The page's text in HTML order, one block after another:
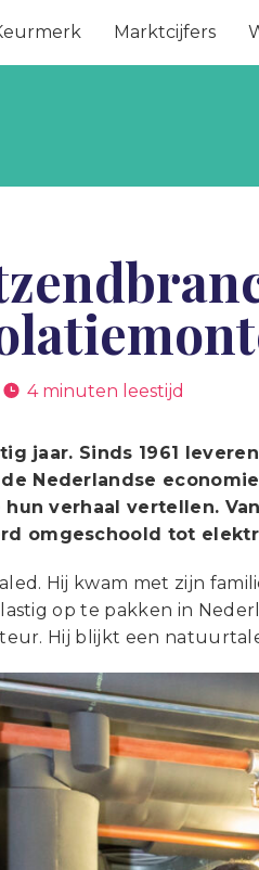
Marktcijfers
4 minuten leestijd
jaar. Sinds 1961
Nederlandse
verhaal vertellen.
omgeschoold tot
Hij kwam met zijn
op te pakken in
Hij blijkt een